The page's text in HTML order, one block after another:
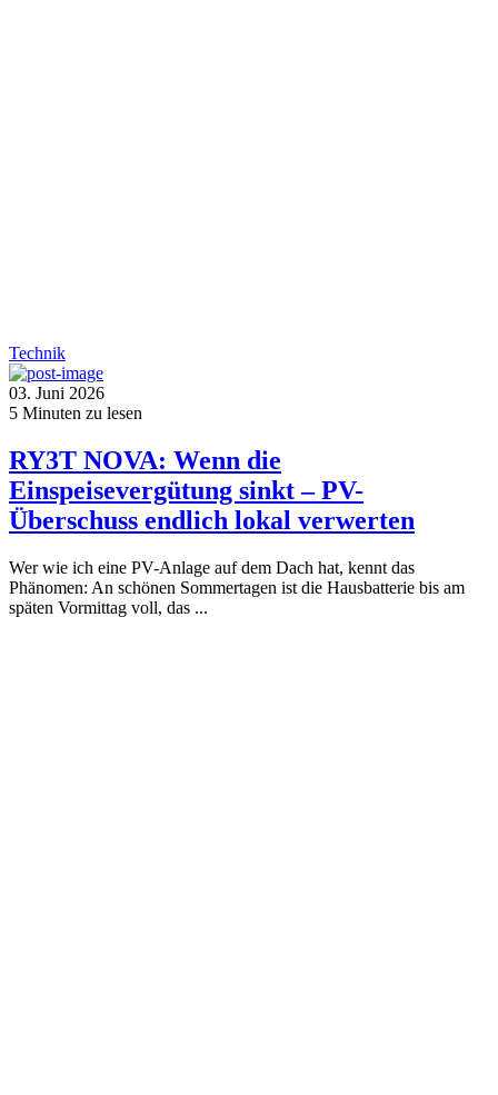
Technik
03. Juni 2026
5 Minuten zu lesen
RY3T NOVA: Wenn die
Einspeisevergütung sinkt – PV-
Überschuss endlich lokal verwerten
Wer wie ich eine PV-Anlage auf dem Dach hat, kennt das
Phänomen: An schönen Sommertagen ist die Hausbatterie bis am
späten Vormittag voll, das ...